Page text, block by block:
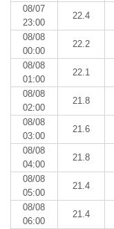
08/07
23:00
22.4
08/08
00:00
22.2
08/08
01:00
22.1
08/08
02:00
21.8
08/08
03:00
21.6
08/08
04:00
21.8
08/08
05:00
21.4
08/08
06:00
21.4